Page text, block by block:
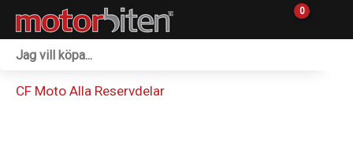
0
CF Moto Alla Reservdelar